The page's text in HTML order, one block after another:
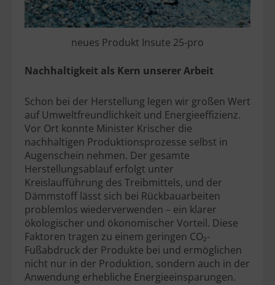
neues Produkt Insute 25-pro
Nachhaltigkeit als Kern unserer Arbeit
Schon bei der Herstellung legen wir großen Wert
auf Umweltfreundlichkeit und Energieeffizienz.
Vor Ort konnte Minister Krischer die
nachhaltigen Produktionsprozesse selbst in
Augenschein nehmen. Der gesamte
Herstellungsablauf erfolgt unter
Kreislaufführung des Treibmittels, und der
Dämmstoff lässt sich bei Rückbauarbeiten
problemlos wiederverwenden – ein klarer
ökologischer und ökonomischer Vorteil. Diese
Faktoren tragen zu einem geringen CO₂-
Fußabdruck der Produkte bei und ermöglichen
nicht nur in der Produktion, sondern auch in der
Anwendung erhebliche Energieeinsparungen.